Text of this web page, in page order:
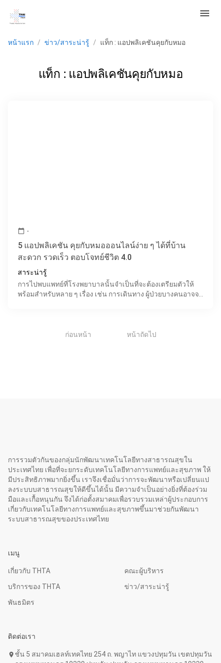
menu
หน้าแรก / ข่าว/สาระน่ารู้ / แท็ก : แอปพลิเคชันคุยกับหมอ
แท็ก : แอปพลิเคชันคุยกับหมอ
calendar_today -
5 แอปพลิเคชัน คุยกับหมอออนไลน์ง่าย ๆ ได้ที่บ้าน
สะดวก รวดเร็ว ตอบโจทย์ชีวิต 4.0
สาระน่ารู้
การไปพบแพทย์ที่โรงพยาบาลนั้นจำเป็นที่จะต้องเตรียมตัวให้
พร้อมสำหรับหลาย ๆ เรื่อง เช่น การเดินทาง ผู้ป่วยบางคนอาจจะ
ก่อนหน้า หน้าถัดไป
การรวมตัวกันของกลุ่มนักพัฒนาเทคโนโลยีทางสาธารณสุขใน
ประเทศไทย เพื่อที่จะยกระดับเทคโนโลยีทางการแพทย์และสุขภาพ ให้
มีประสิทธิภาพมากยิ่งขึ้น เราจึงเชื่อมั่นว่าการจะพัฒนาหรือเปลี่ยนแป
ลงระบบบสาธารณสุขให้ดีขึ้นได้นั้น มีความจำเป็นอย่างยิ่งที่ต้องร่วม
มือและเกื้อหนุนกัน จึงได้ก่อตั้งสมาคมเพื่อรวบรวมเหล่าผู้ประกอบการ
เกี่ยวกับเทคโนโลยีทางการแพทย์และสุขภาพขึ้นมาช่วยกันพัฒนา
ระบบสาธารณสุขของประเทศไทย
เมนู
เกี่ยวกับ THTA
คณะผู้บริหาร
บริการของ THTA
ข่าว/สาระน่ารู้
พันธมิตร
ติดต่อเรา
location_on ชั้น 5 สมาคมเฮลท์เทคไทย 254 ถ. พญาไท แขวงปทุมวัน เขตปทุมวัน